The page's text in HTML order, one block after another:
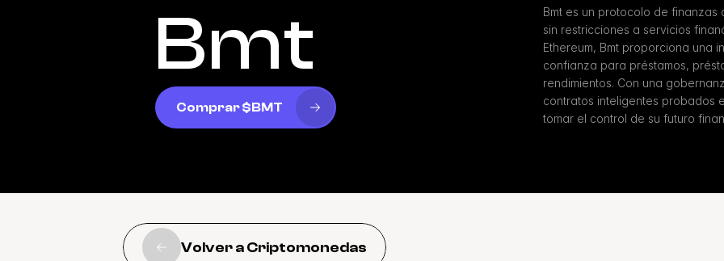
Bmt
Comprar $BMT
Bmt es un protocolo de
sin restricciones a servicios
Ethereum, Bmt proporciona una
confianza para préstamos,
rendimientos. Con una
contratos inteligentes probados
tomar el control de su futuro
Volver a Criptomonedas